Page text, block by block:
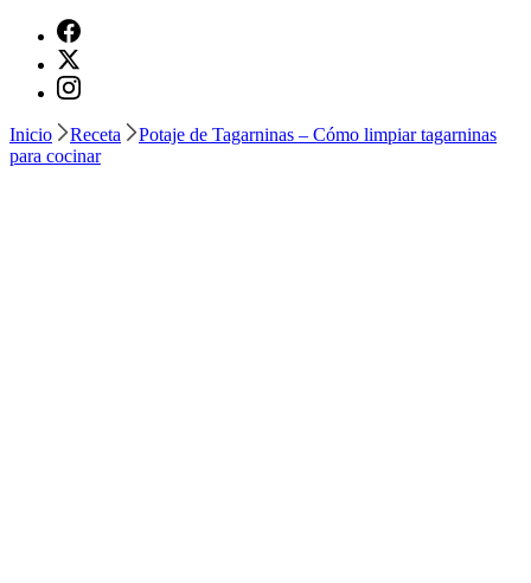
Inicio Receta
Potaje de Tagarninas – Cómo limpiar tagarninas
para cocinar